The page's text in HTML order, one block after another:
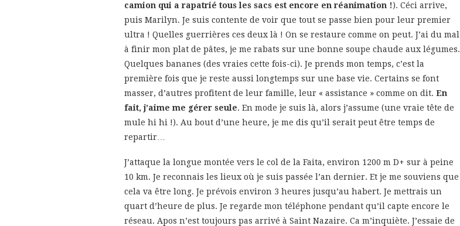
camion qui a rapatrié tous les sacs est encore en réanimation !). Céci arrive,
puis Marilyn. Je suis contente de voir que tout se passe bien pour leur premier
ultra ! Quelles guerrières ces deux là ! On se restaure comme on peut. J’ai du mal
à finir mon plat de pâtes, je me rabats sur une bonne soupe chaude aux légumes.
Quelques bananes (des vraies cette fois-ci). Je prends mon temps, c’est la
première fois que je reste aussi longtemps sur une base vie. Certains se font
masser, d’autres profitent de leur famille, leur « assistance » comme on dit. En
fait, j’aime me gérer seule. En mode je suis là, alors j’assume (une vraie tête de
mule hi hi !). Au bout d’une heure, je me dis qu’il serait peut être temps de
repartir…
J’attaque la longue montée vers le col de la Faita, environ 1200 m D+ sur à peine
10 km. Je reconnais les lieux où je suis passée l’an dernier. Et je me souviens que
cela va être long. Je prévois environ 3 heures jusqu’au habert. Je mettrais un
quart d’heure de plus. Je regarde mon téléphone pendant qu’il capte encore le
réseau. Apos n’est toujours pas arrivé à Saint Nazaire. Ca m’inquiète. J’essaie de